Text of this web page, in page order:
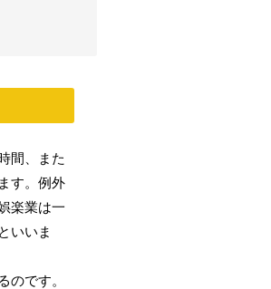
間、また
す。例外
楽業は一
いいま
のです。